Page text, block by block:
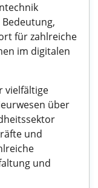
für zahlreiche
im digitalen
vielfältige
über
und
und